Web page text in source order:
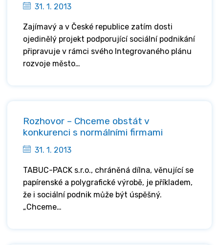
31. 1. 2013
Zajímavý a v České republice zatím dosti
ojedinělý projekt podporující sociální podnikání
připravuje v rámci svého Integrovaného plánu
rozvoje město…
Rozhovor – Chceme obstát v
konkurenci s normálními firmami
31. 1. 2013
TABUC-PACK s.r.o., chráněná dílna, věnující se
papírenské a polygrafické výrobě, je příkladem,
že i sociální podnik může být úspěšný.
„Chceme…